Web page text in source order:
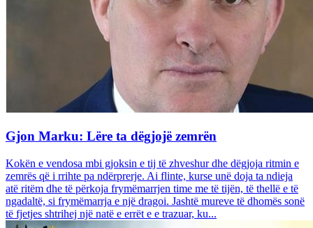
Gjon Marku: Lëre ta dëgjojë zemrën
Kokën e vendosa mbi gjoksin e tij të zhveshur dhe dëgjoja ritmin e
zemrës që i rrihte pa ndërprerje. Ai flinte, kurse unë doja ta ndieja
atë ritëm dhe të përkoja frymëmarrjen time me të tijën, të thellë e të
ngadaltë, si frymëmarrja e një dragoi. Jashtë mureve të dhomës sonë
të fjetjes shtrihej një natë e errët e e trazuar, ku...